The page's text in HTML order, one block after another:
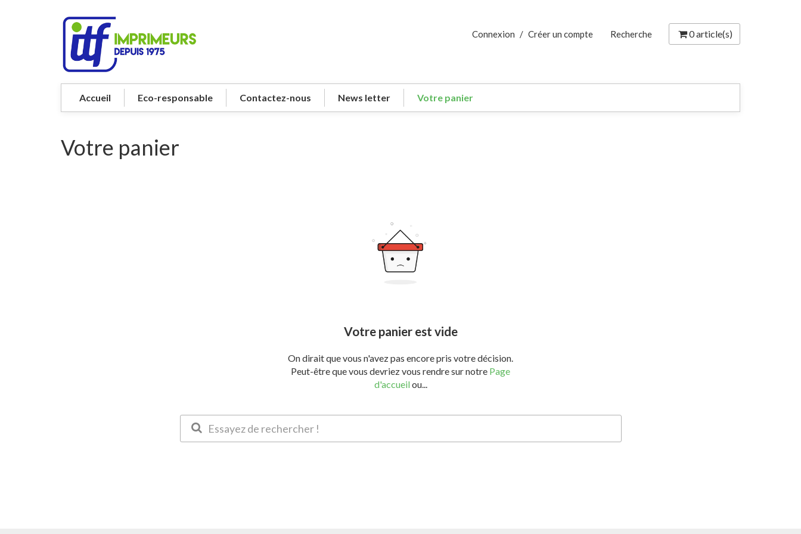
Connexion / Créer un compte Recherche 0article(s)
Accueil Eco-responsable Contactez-nous News letter Votre panier
Votre panier
Votre panier est vide
On dirait que vous n'avez pas encore pris votre décision.
Peut-être que vous devriez vous rendre sur notre Page
d'accueil ou...